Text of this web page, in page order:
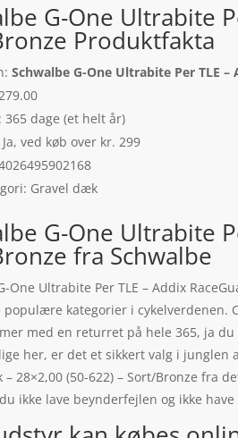
G-One Ultrabite
Produktfakta
Schwalbe G-One Ultrabite Per TLE
365 dage (et helt år)
ved køb over kr. 299
Gravel dæk
G-One Ultrabite
fra Schwalbe
One Ultrabite Per TLE – Addix
populære kategorier i cykelverdenen.
med en returret på hele 365, ja
her, er det et sikkert valg i junglen
– 28×2,00 (50-622) – Sort/Bronze fra
ikke lave beynderfejlen og ikke